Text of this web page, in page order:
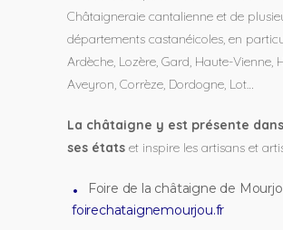
Châtaigneraie cantalienne et de
départements castanéicoles, en
Ardèche, Lozère, Gard, Haute-Vienne,
Aveyron, Corrèze, Dordogne, Lot…
La châtaigne y est présente
ses états et inspire les artisans et
Foire de la châtaigne de
foirechataignemourjou.fr